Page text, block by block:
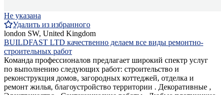
Не указана
Удалить из избранного
london SW, United Kingdom
BUILDFAST LTD качественно делаем все виды ремонтно-
строительных работ
Команда профессионалов предлагает широкий спектр услуг
по выполнению следующих работ: строительство и
реконструкция домов, загородных коттеджей, отделка и
ремонт жилья, благоустройство территории . Декоративные ,